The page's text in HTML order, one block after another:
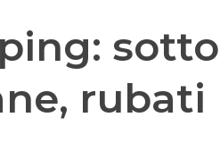
sotto
rubati